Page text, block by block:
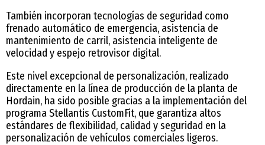
También incorporan tecnologías de seguridad como
frenado automático de emergencia, asistencia de
mantenimiento de carril, asistencia inteligente de
velocidad y espejo retrovisor digital.
Este nivel excepcional de personalización, realizado
directamente en la línea de producción de la planta de
Hordain, ha sido posible gracias a la implementación del
programa Stellantis CustomFit, que garantiza altos
estándares de flexibilidad, calidad y seguridad en la
personalización de vehículos comerciales ligeros.